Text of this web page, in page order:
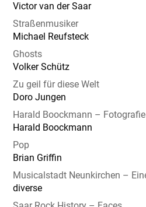
Victor van der Saar
Straßenmusiker
Michael Reufsteck
Ghosts
Volker Schütz
Zu geil für diese Welt
Doro Jungen
Harald Boockmann – Fotografie
Harald Boockmann
Pop
Brian Griffin
Musicalstadt Neunkirchen –
diverse